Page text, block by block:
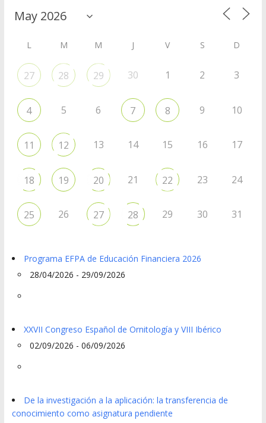
L M M J V S D
27 28 29 30 1 2 3
4 5 6 7 8 9 10
11 12 13 14 15 16 17
18 19 20 21 22 23 24
25 26 27 28 29 30 31
Programa EFPA de Educación Financiera 2026
28/04/2026 - 29/09/2026
XXVII Congreso Español de Ornitología y VIII Ibérico
02/09/2026 - 06/09/2026
De la investigación a la aplicación: la transferencia de
conocimiento como asignatura pendiente